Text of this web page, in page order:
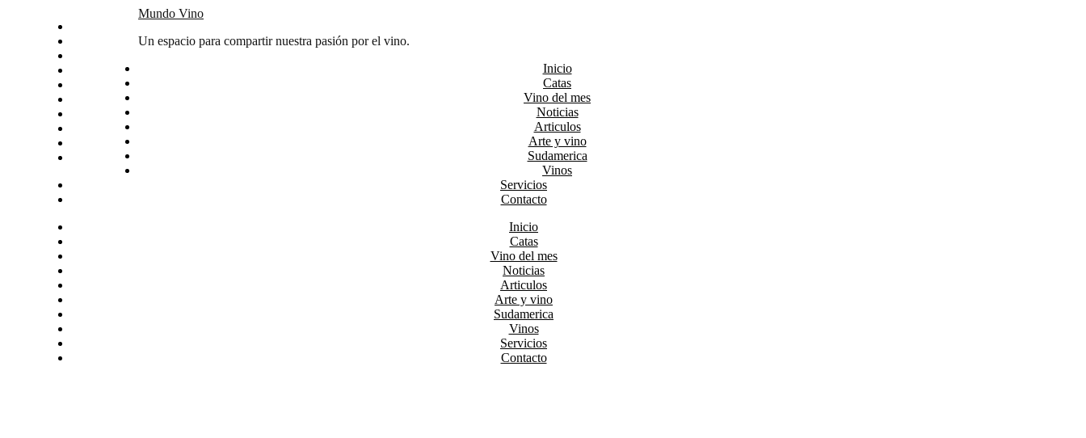
Arte y vino
Sudamerica
Mundo Vino
Un espacio para compartir nuestra pasión por el vino.
Inicio
Catas
Vino del mes
Noticias
Articulos
Arte y vino
Sudamerica
Vinos
Servicios
Contacto
Inicio
Catas
Vino del mes
Noticias
Articulos
Arte y vino
Sudamerica
Vinos
Servicios
Contacto